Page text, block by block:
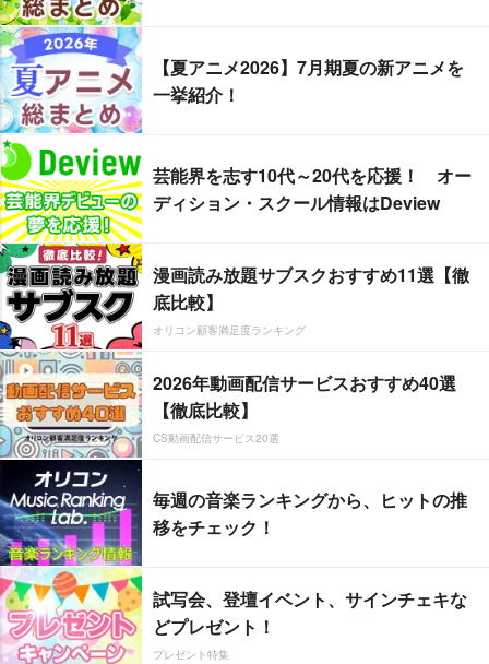
【夏アニメ2026】7月期夏の新アニメを
一挙紹介！
芸能界を志す10代～20代を応援！ オー
ディション・スクール情報はDeview
漫画読み放題サブスクおすすめ11選【徹
底比較】
オリコン顧客満足度ランキング
2026年動画配信サービスおすすめ40選
【徹底比較】
CS動画配信サービス20選
毎週の音楽ランキングから、ヒットの推
移をチェック！
試写会、登壇イベント、サインチェキな
どプレゼント！
プレゼント特集